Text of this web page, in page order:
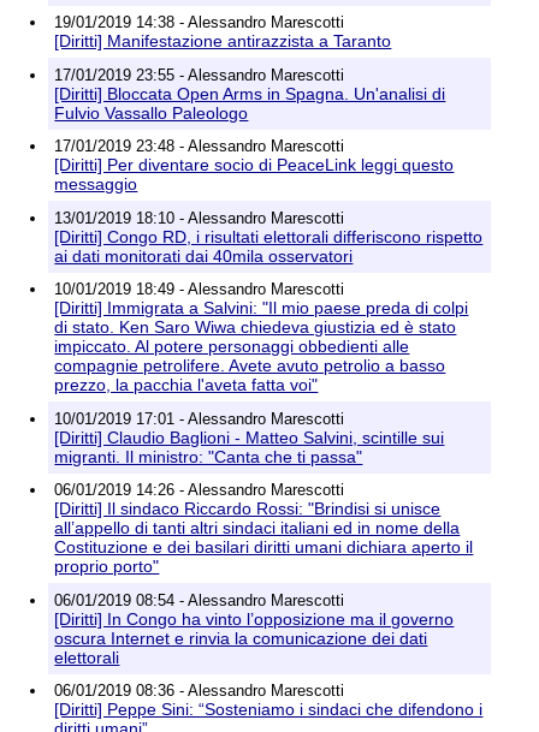
19/01/2019 14:38 - Alessandro Marescotti
[Diritti] Manifestazione antirazzista a Taranto
17/01/2019 23:55 - Alessandro Marescotti
[Diritti] Bloccata Open Arms in Spagna. Un'analisi di
Fulvio Vassallo Paleologo
17/01/2019 23:48 - Alessandro Marescotti
[Diritti] Per diventare socio di PeaceLink leggi questo
messaggio
13/01/2019 18:10 - Alessandro Marescotti
[Diritti] Congo RD, i risultati elettorali differiscono rispetto
ai dati monitorati dai 40mila osservatori
10/01/2019 18:49 - Alessandro Marescotti
[Diritti] Immigrata a Salvini: "Il mio paese preda di colpi
di stato. Ken Saro Wiwa chiedeva giustizia ed è stato
impiccato. Al potere personaggi obbedienti alle
compagnie petrolifere. Avete avuto petrolio a basso
prezzo, la pacchia l'aveta fatta voi"
10/01/2019 17:01 - Alessandro Marescotti
[Diritti] Claudio Baglioni - Matteo Salvini, scintille sui
migranti. Il ministro: "Canta che ti passa"
06/01/2019 14:26 - Alessandro Marescotti
[Diritti] Il sindaco Riccardo Rossi: "Brindisi si unisce
all’appello di tanti altri sindaci italiani ed in nome della
Costituzione e dei basilari diritti umani dichiara aperto il
proprio porto"
06/01/2019 08:54 - Alessandro Marescotti
[Diritti] In Congo ha vinto l’opposizione ma il governo
oscura Internet e rinvia la comunicazione dei dati
elettorali
06/01/2019 08:36 - Alessandro Marescotti
[Diritti] Peppe Sini: “Sosteniamo i sindaci che difendono i